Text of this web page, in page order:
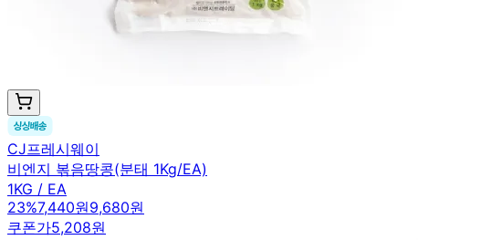
CJ프레시웨이
비엔지 볶음땅콩(분태 1Kg/EA)
1KG / EA
23%7,440원9,680원
쿠폰가5,208원